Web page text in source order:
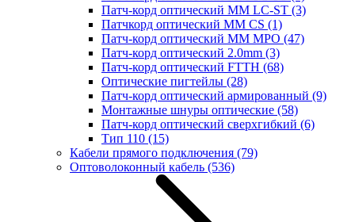
Патч-корд оптический MM LC-ST (3)
Патчкорд оптический MM CS (1)
Патч-корд оптический MM MPO (47)
Патч-корд оптический 2.0mm (3)
Патч-корд оптический FTTH (68)
Оптические пигтейлы (28)
Патч-корд оптический армированный (9)
Монтажные шнуры оптические (58)
Патч-корд оптический сверхгибкий (6)
Тип 110 (15)
Кабели прямого подключения (79)
Оптоволоконный кабель (536)